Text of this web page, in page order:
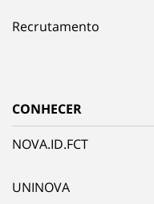
Recrutamento
CONHECER
NOVA.ID.FCT
UNINOVA